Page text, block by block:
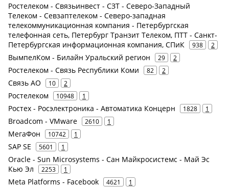
Ростелеком - Связьинвест - СЗТ - Северо-Западный
Телеком - Севзаптелеком - Северо-западная
телекоммуникационная компания - Петербургская
телефонная сеть, Петербург Транзит Телеком, ПТТ - Санкт-
Петербургская информационная компания, СПиК
938 2
ВымпелКом - Билайн Уральский регион 29 2
Ростелеком - Связь Республики Коми 82 2
Связь АО 10 2
Ростелеком 10948 1
Ростех - Росэлектроника - Автоматика Концерн 1828 1
Broadcom - VMware 2610 1
МегаФон 10742 1
SAP SE 5601 1
Oracle - Sun Microsystems - Сан Майкросистемс - Май Эс
Кью Эл
2253 1
Meta Platforms - Facebook 4621 1